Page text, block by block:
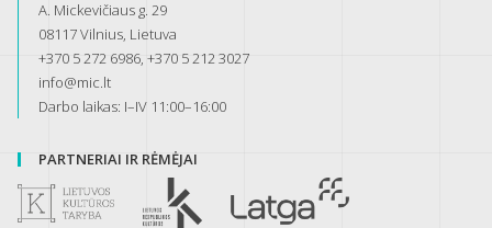
A. Mickevičiaus g. 29
08117 Vilnius, Lietuva
+370 5 272 6986, +370 5 212 3027
info@mic.lt
Darbo laikas: I–IV 11:00–16:00
PARTNERIAI IR RĖMĖJAI